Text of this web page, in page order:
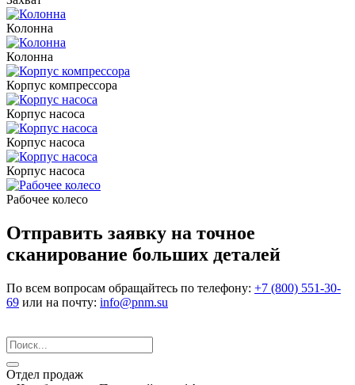
Колонна
Колонна
Корпус компрессора
Корпус насоса
Корпус насоса
Корпус насоса
Рабочее колесо
Отправить заявку на точное
сканирование больших деталей
По всем вопросам обращайтесь по телефону: +7 (800) 551-30-
69 или на почту: info@pnm.su
Отдел продаж